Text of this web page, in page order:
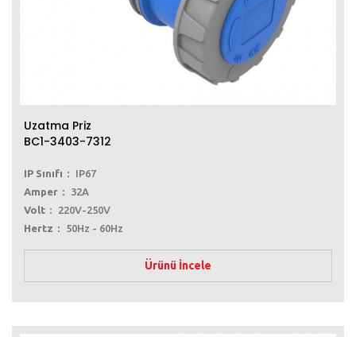
Uzatma Priz
BC1-3403-7312
IP Sınıfı
IP67
Amper
32A
Volt
220V-250V
Hertz
50Hz - 60Hz
Ürünü İncele